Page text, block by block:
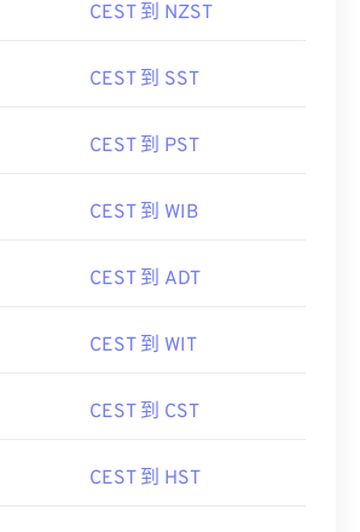
CEST 到 NZST
CEST 到 SST
CEST 到 PST
CEST 到 WIB
CEST 到 ADT
CEST 到 WIT
CEST 到 CST
CEST 到 HST